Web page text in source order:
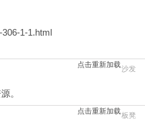
306-1-1.html
点击重新加载沙发
。
点击重新加载板凳